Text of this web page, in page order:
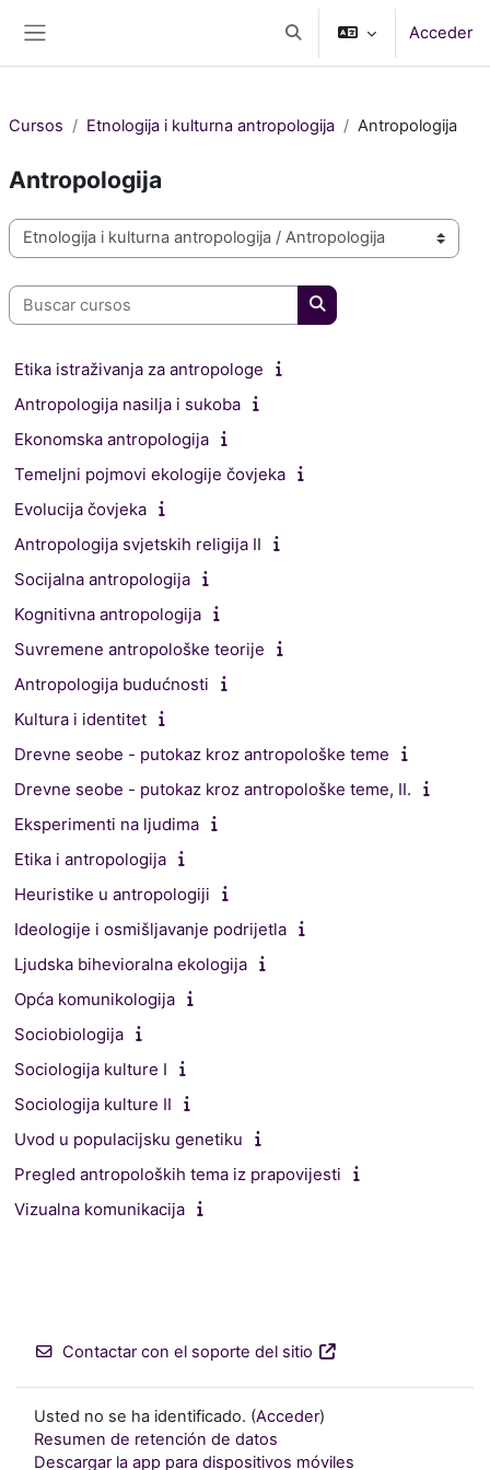
Selector de búsqueda de
Acceder
Cursos Etnologija i kulturna antropologija Antropologija
Antropologija
Categorías
Buscar cursos
Buscar cursos
Etika istraživanja za antropologe
Antropologija nasilja i sukoba
Ekonomska antropologija
Temeljni pojmovi ekologije čovjeka
Evolucija čovjeka
Antropologija svjetskih religija II
Socijalna antropologija
Kognitivna antropologija
Suvremene antropološke teorije
Antropologija budućnosti
Kultura i identitet
Drevne seobe - putokaz kroz antropološke teme
Drevne seobe - putokaz kroz antropološke teme, II.
Eksperimenti na ljudima
Etika i antropologija
Heuristike u antropologiji
Ideologije i osmišljavanje podrijetla
Ljudska bihevioralna ekologija
Opća komunikologija
Sociobiologija
Sociologija kulture I
Sociologija kulture II
Uvod u populacijsku genetiku
Pregled antropoloških tema iz prapovijesti
Vizualna komunikacija
Contactar con el soporte del sitio
Usted no se ha identificado. (Acceder)
Resumen de retención de datos
Descargar la app para dispositivos móviles